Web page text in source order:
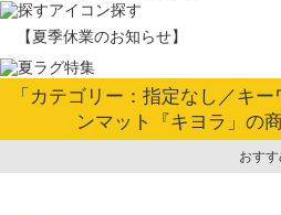
探す
【夏季休業のお知らせ】
「カテゴリー：指定なし／キ
ンマット『キヨラ」の
おす